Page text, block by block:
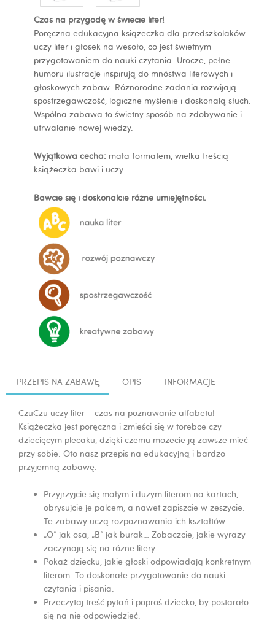
Czas na przygodę w świecie liter!
Poręczna edukacyjna książeczka dla przedszkolaków
uczy liter i głosek na wesoło, co jest świetnym
przygotowaniem do nauki czytania. Urocze, pełne
humoru ilustracje inspirują do mnóstwa literowych i
głoskowych zabaw. Różnorodne zadania rozwijają
spostrzegawczość, logiczne myślenie i doskonalą słuch.
Wspólna zabawa to świetny sposób na zdobywanie i
utrwalanie nowej wiedzy.
Wyjątkowa cecha:mała formatem, wielka treścią
książeczka bawi i uczy.
Bawcie się i doskonalcie różne umiejętności.
PRZEPIS NA ZABAWĘ OPIS INFORMACJE
CzuCzu uczy liter – czas na poznawanie alfabetu!
Książeczka jest poręczna i zmieści się w torebce czy
dziecięcym plecaku, dzięki czemu możecie ją zawsze mieć
przy sobie. Oto nasz przepis na edukacyjną i bardzo
przyjemną zabawę:
Przyjrzyjcie się małym i dużym literom na kartach,
obrysujcie je palcem, a nawet zapiszcie w zeszycie.
Te zabawy uczą rozpoznawania ich kształtów.
„O” jak osa, „B” jak burak… Zobaczcie, jakie wyrazy
zaczynają się na różne litery.
Pokaż dziecku, jakie głoski odpowiadają konkretnym
literom. To doskonałe przygotowanie do nauki
czytania i pisania.
Przeczytaj treść pytań i poproś dziecko, by postarało
się na nie odpowiedzieć.